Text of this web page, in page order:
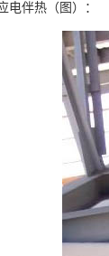
伴热（图）：